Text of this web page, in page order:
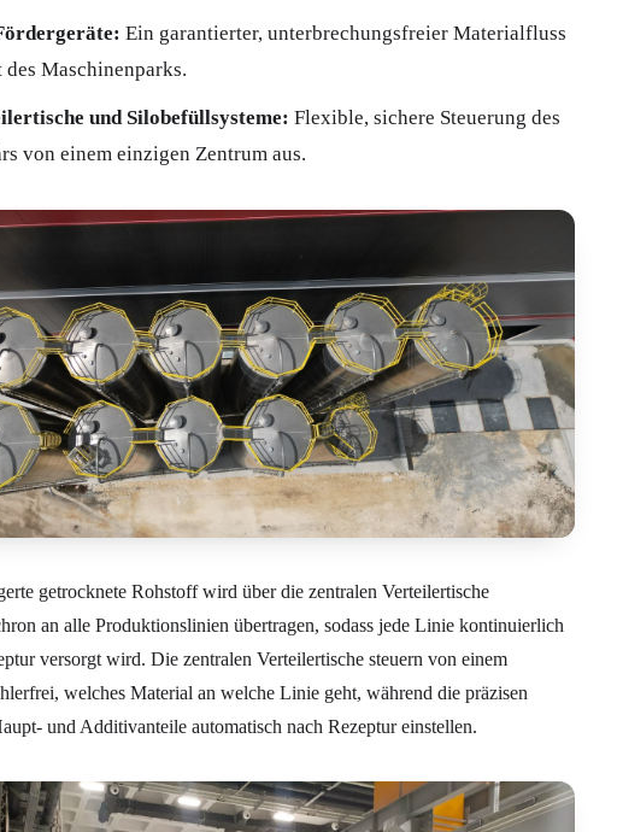
Ein garantierter, unterbrechungsfreier Materialfluss
Maschinenparks.
und Silobefüllsysteme: Flexible, sichere Steuerung des
von einem einzigen Zentrum aus.
getrocknete Rohstoff wird über die zentralen Verteilertische
an alle Produktionslinien übertragen, sodass jede Linie kontinuierlich
versorgt wird. Die zentralen Verteilertische steuern von einem
welches Material an welche Linie geht, während die präzisen
und Additivanteile automatisch nach Rezeptur einstellen.